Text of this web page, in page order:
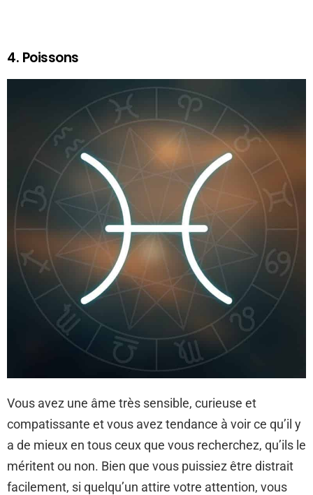
4. Poissons
Vous avez une âme très sensible, curieuse et
compatissante et vous avez tendance à voir ce qu’il y
a de mieux en tous ceux que vous recherchez, qu’ils le
méritent ou non. Bien que vous puissiez être distrait
facilement, si quelqu’un attire votre attention, vous